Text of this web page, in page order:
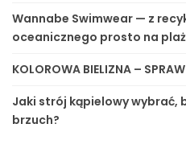
Wannabe Swimwear — z
oceanicznego prosto na
KOLOROWA BIELIZNA –
Jaki strój kąpielowy wybrać,
brzuch?